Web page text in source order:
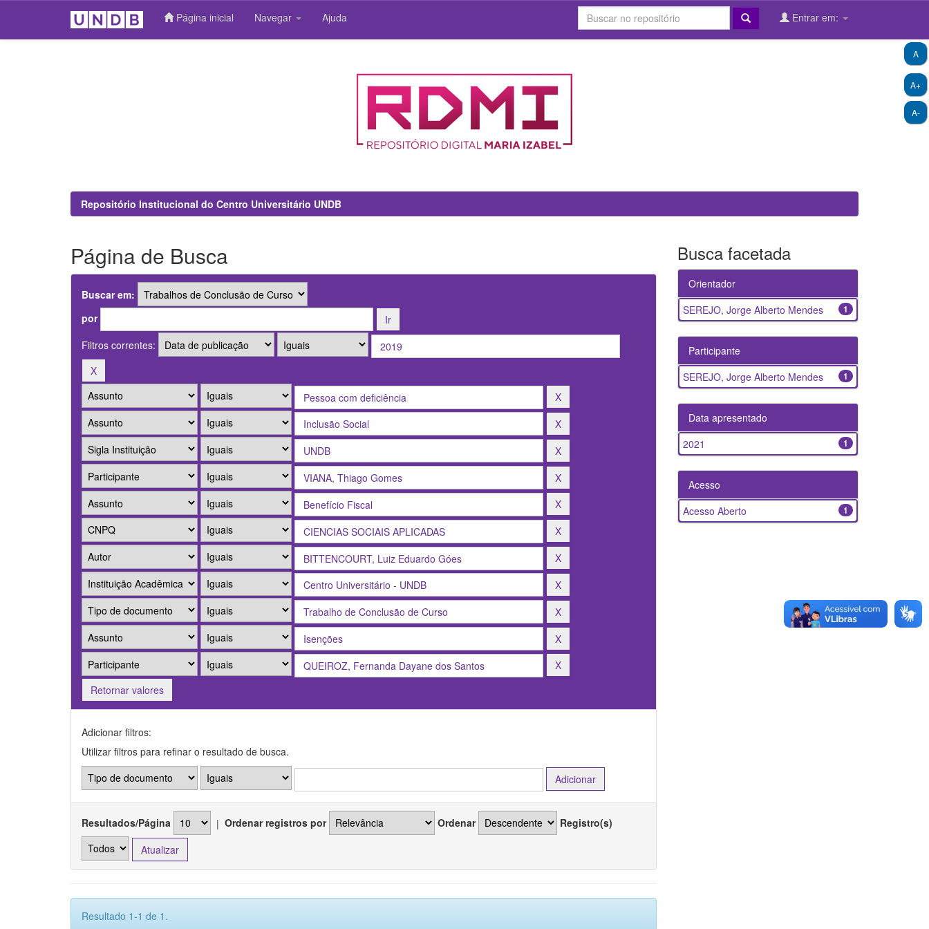
Página inicial Navegar Ajuda Entrar em:
A+
A-
A
Repositório Institucional do Centro Universitário UNDB
Página de Busca
Buscar em:
por
Filtros correntes:
Retornar valores
Adicionar filtros:
Utilizar filtros para refinar o resultado de busca.
Resultados/Página | Ordenar registros por Ordenar Registro(s)
Resultado 1-1 de 1.
Busca facetada
Orientador
1
SEREJO, Jorge Alberto Mendes
Participante
1
SEREJO, Jorge Alberto Mendes
Data apresentado
1
2021
Acesso
1
Acesso Aberto